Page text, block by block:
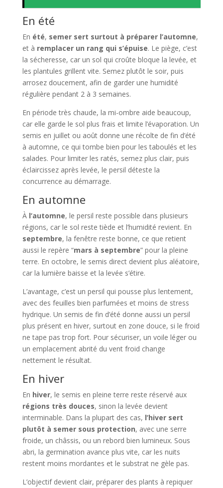
En été
En été, semer sert surtout à préparer l’automne,
et à remplacer un rang qui s’épuise. Le piège, c’est
la sécheresse, car un sol qui croûte bloque la levée, et
les plantules grillent vite. Semez plutôt le soir, puis
arrosez doucement, afin de garder une humidité
régulière pendant 2 à 3 semaines.
En période très chaude, la mi-ombre aide beaucoup,
car elle garde le sol plus frais et limite l’évaporation. Un
semis en juillet ou août donne une récolte de fin d’été
à automne, ce qui tombe bien pour les taboulés et les
salades. Pour limiter les ratés, semez plus clair, puis
éclaircissez après levée, le persil déteste la
concurrence au démarrage.
En automne
À l’automne, le persil reste possible dans plusieurs
régions, car le sol reste tiède et l’humidité revient. En
septembre, la fenêtre reste bonne, ce que retient
aussi le repère “mars à septembre” pour la pleine
terre. En octobre, le semis direct devient plus aléatoire,
car la lumière baisse et la levée s’étire.
L’avantage, c’est un persil qui pousse plus lentement,
avec des feuilles bien parfumées et moins de stress
hydrique. Un semis de fin d’été donne aussi un persil
plus présent en hiver, surtout en zone douce, si le froid
ne tape pas trop fort. Pour sécuriser, un voile léger ou
un emplacement abrité du vent froid change
nettement le résultat.
En hiver
En hiver, le semis en pleine terre reste réservé aux
régions très douces, sinon la levée devient
interminable. Dans la plupart des cas, l’hiver sert
plutôt à semer sous protection, avec une serre
froide, un châssis, ou un rebord bien lumineux. Sous
abri, la germination avance plus vite, car les nuits
restent moins mordantes et le substrat ne gèle pas.
L’objectif devient clair, préparer des plants à repiquer